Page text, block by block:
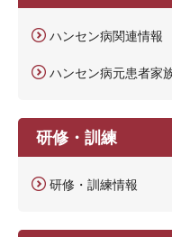
ハンセン病関連情報
ハンセン病元患者家
研修・訓練
研修・訓練情報